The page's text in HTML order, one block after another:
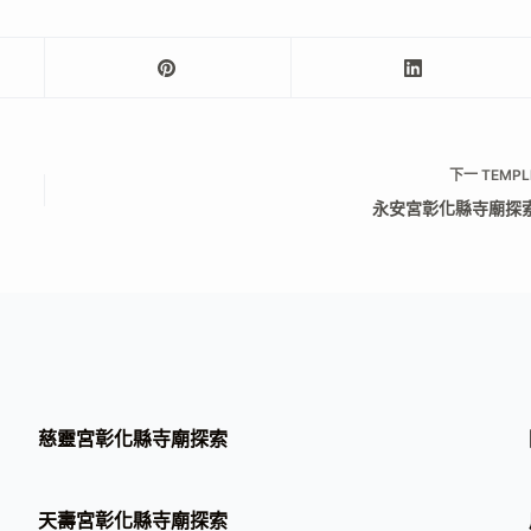
下一
永安宮彰化縣寺廟探
慈靈宮彰化縣寺廟探索
天壽宮彰化縣寺廟探索